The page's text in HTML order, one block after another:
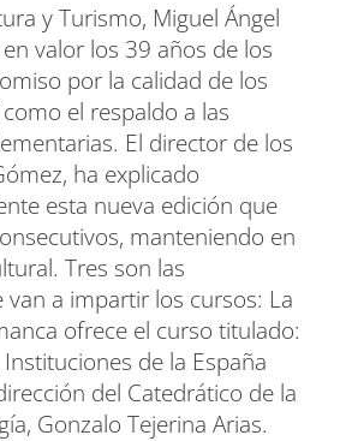
y Turismo, Miguel Ángel
valor los 39 años de los
por la calidad de los
el respaldo a las
El director de los
ha explicado
esta nueva edición que
manteniendo en
Tres son las
van a impartir los cursos: La
ofrece el curso titulado:
Instituciones de la España
del Catedrático de la
Gonzalo Tejerina Arias.